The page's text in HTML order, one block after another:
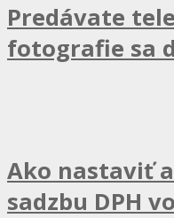
Predávate
fotografie sa
Ako nastaviť
sadzbu DPH